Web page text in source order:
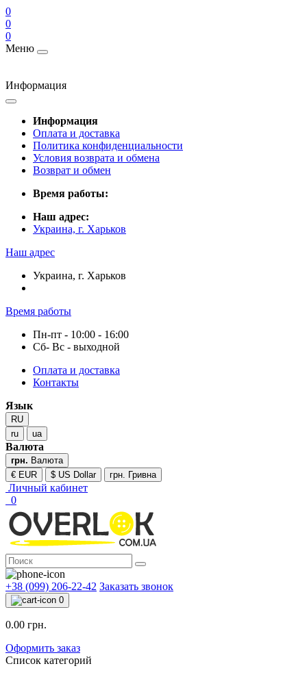
0
0
0
Меню
Информация
Информация
Оплата и доставка
Политика конфиденциальности
Условия возврата и обмена
Возврат и обмен
Время работы:
Наш адрес:
Украина, г. Харьков
Наш адрес
Украина, г. Харьков
Время работы
Пн-пт - 10:00 - 16:00
Сб- Вс - выходной
Оплата и доставка
Контакты
Язык
RU
ru
ua
Валюта
грн. Валюта
€ EUR
$ US Dollar грн. Гривна
Личный кабинет
0
+38 (099) 206-22-42 Заказать звонок
0
0.00 грн.
Оформить заказ
Список категорий